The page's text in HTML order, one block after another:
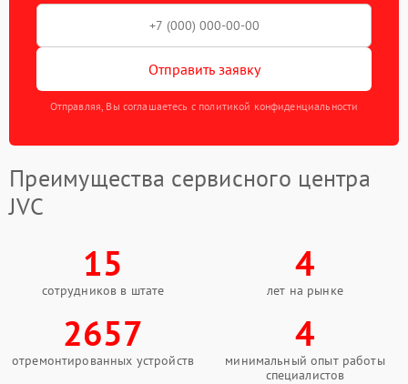
Отправить заявку
Отправляя, Вы соглашаетесь с политикой конфиденциальности
Преимущества сервисного центра
JVC
15
сотрудников в штате
4
лет на рынке
2657
отремонтированных устройств
4
минимальный опыт работы
специалистов